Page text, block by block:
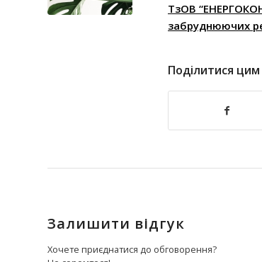
ТзОВ
забруднюючих
Поділитися
Залишити відгук
Хочете приєднатися до обговорення?